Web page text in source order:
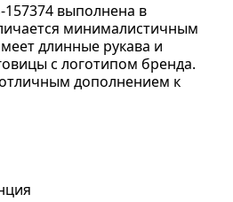
157374 выполнена в
минималистичным
длинные рукава и
с логотипом бренда.
дополнением к